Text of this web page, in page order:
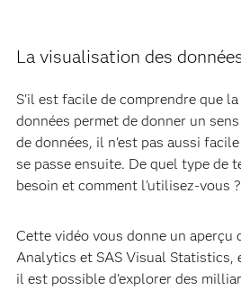
La visualisation des
S'il est facile de comprendre que
données permet de donner un
de données, il n'est pas aussi
se passe ensuite. De quel type de
besoin et comment l'utilisez-vous ?
Cette vidéo vous donne un aperçu
Analytics et SAS Visual Statistics,
il est possible d'explorer des